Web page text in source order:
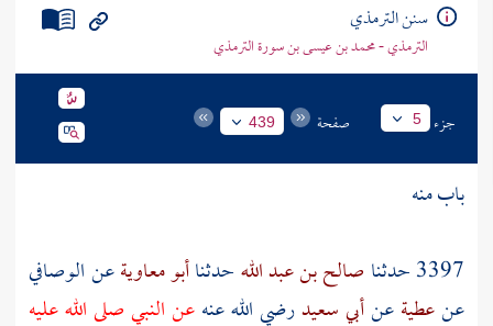
سنن الترمذي
الترمذي - محمد بن عيسى بن سورة الترمذي
جزء 5 صفحة 439
باب منه
3397 حدثنا
صالح بن عبد اللهحدثناأبو معاويةعنالوصافي
عنعطيةعنأبي سعيدرضي الله عنهعن النبي صلى الله عليه